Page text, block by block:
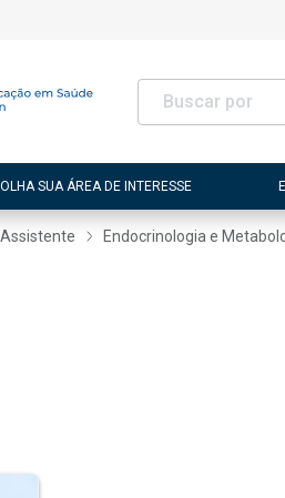
SUA ÁREA DE INTERESSE
Assistente Endocrinologia e